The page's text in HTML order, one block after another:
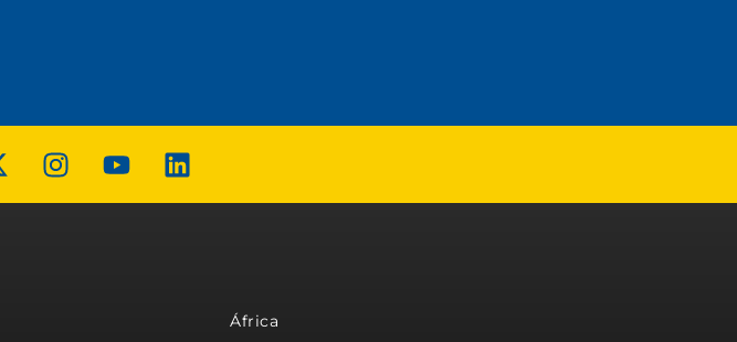
África